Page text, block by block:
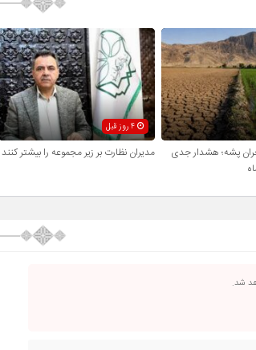
پشه؛ هشدار جدی
4 روز قبل
مدیران نظارت بر زیر مجموعه را بیشتر کنند
شد.